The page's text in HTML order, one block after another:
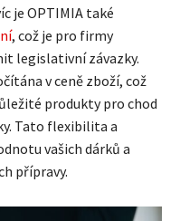
je OPTIMIA také
, což je pro firmy
legislativní závazky.
v ceně zboží, což
produkty pro chod
Tato flexibilita a
vašich dárků a
přípravy.